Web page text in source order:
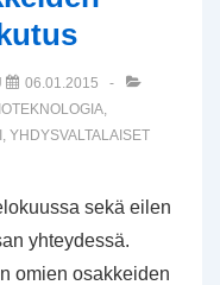
06.01.2015
,
, YHDYSVALTALAISET
sekä eilen
yhteydessä.
omien osakkeiden